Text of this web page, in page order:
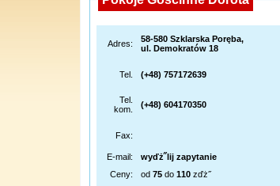
Adres:
58-580 Szklarska Poręba,
ul. Demokratów 18
Tel. (+48) 757172639
Tel.
kom.
(+48) 604170350
Fax:
E-mail:
wyďż˝lij zapytanie
Ceny:
od 75 do 110 zďż˝